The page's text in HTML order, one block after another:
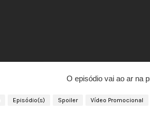
O episódio vai ao ar na
Episódio(s) Spoiler Vídeo Promocional